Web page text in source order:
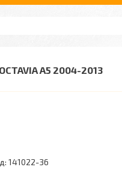
A5 2004-2013
141022-36